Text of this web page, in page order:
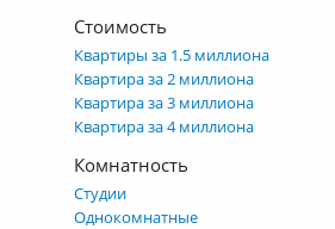
Стоимость
Квартиры за 1.5 миллиона
Квартира за 2 миллиона
Квартира за 3 миллиона
Квартира за 4 миллиона
Комнатность
Студии
Однокомнатные